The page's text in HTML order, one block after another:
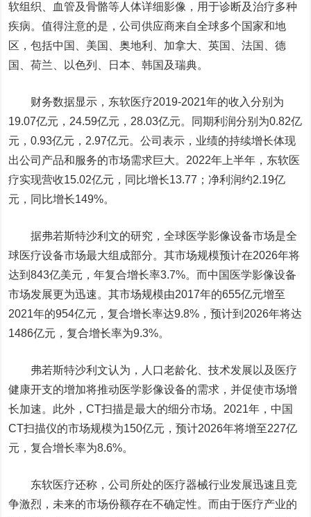
软组织、血管及骨骼等人体详细影像，用于诊断及治疗多种
疾病。值得注意的是，公司供应商来自全球多个国家和地
区，包括中国、美国、奥地利、加拿大、英国、法国、德
国、荷兰、以色列、日本、韩国及瑞典。
财务数据显示，东软医疗2019-2021年的收入分别为
19.07亿元，24.59亿元，28.03亿元。同期利润分别为0.82亿
元，0.93亿元，2.97亿元。公司表示，业绩的持续增长体现
出公司产品和服务的市场需求巨大。2022年上半年，东软医
疗实现营收15.02亿元，同比增长13.77；净利润约2.19亿
元，同比增长149%。
据弗若斯特沙利文的研究，全球医学影像设备市场是全
球医疗设备市场最大组成部分。其市场规模预计在2026年将
达到843亿美元，年复合增长率3.7%。而中国医学影像设备
市场发展更为迅速。其市场规模由2017年的655亿元增至
2021年的954亿元，复合增长率达9.8%，预计到2026年将达
1486亿元，复合增长率为9.3%。
弗若斯特沙利文认为，人口老龄化、技术发展以及医疗
健康开支的增加将推动医学影像设备的需求，并促使市场增
长加速。此外，CT扫描是最大的细分市场。2021年，中国
CT扫描仪的市场规模为150亿元，预计2026年将增至227亿
元，复合增长率为8.6%。
东软医疗还称，公司所处的医疗器械行业发展迅速且竞
争激烈，未来的市场份额存在不确定性。而由于医疗产业的